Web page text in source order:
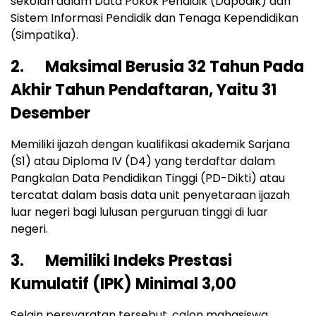
Sistem Informasi Pendidik dan Tenaga Kependidikan
(Simpatika).
2. Maksimal Berusia 32 Tahun Pada
Akhir Tahun Pendaftaran, Yaitu 31
Desember
Memiliki ijazah dengan kualifikasi akademik Sarjana
(S1) atau Diploma IV (D4) yang terdaftar dalam
Pangkalan Data Pendidikan Tinggi (PD-Dikti) atau
tercatat dalam basis data unit penyetaraan ijazah
luar negeri bagi lulusan perguruan tinggi di luar
negeri.
3. Memiliki Indeks Prestasi
Kumulatif (IPK) Minimal 3,00